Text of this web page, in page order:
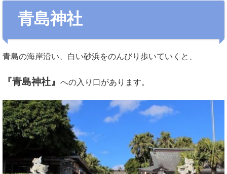
青島神社
青島の海岸沿い、白い砂浜をのんびり歩いていくと、
『青島神社』 への入り口があります。